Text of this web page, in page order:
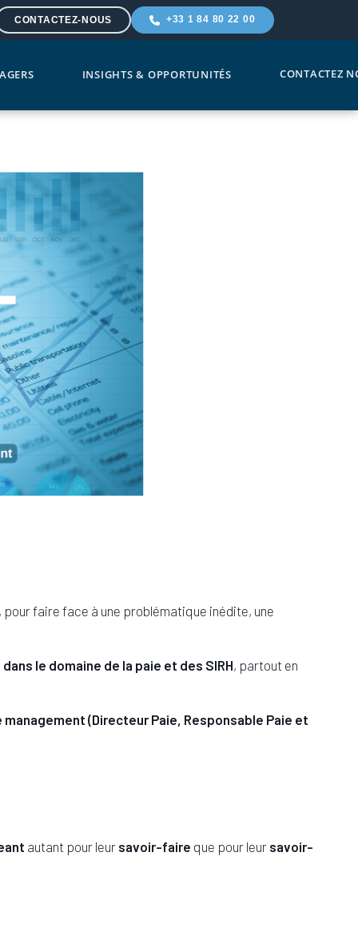
CONTACTEZ-NOUS +33 1 84 80 22 00
INSIGHTS & OPPORTUNITÉS CONTACTEZ
faire face à une problématique inédite, une
le domaine de la paie et des SIRH, partout en
(Directeur Paie, Responsable Paie et
autant pour leur savoir-faire que pour leur savoir-